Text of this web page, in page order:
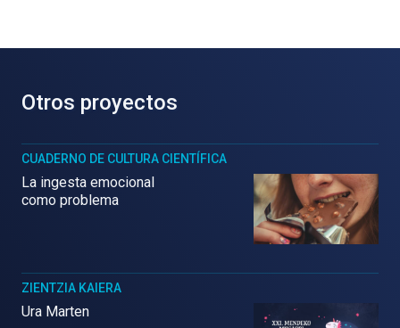
Otros proyectos
CUADERNO DE CULTURA CIENTÍFICA
La ingesta emocional
como problema
ZIENTZIA KAIERA
Ura Marten